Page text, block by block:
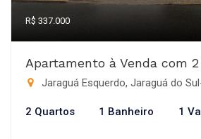
R$ 337.000
Apartamento à Venda com
Jaraguá Esquerdo, Jaraguá do
2 Quartos 1 Banheiro 1